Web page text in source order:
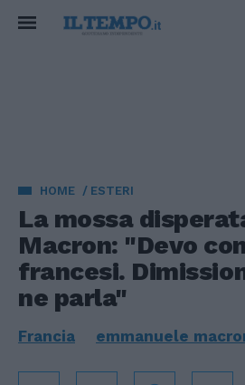
HOME ESTERI
La mossa
Macron: "Devo
francesi.
ne parla"
Francia emmanuele